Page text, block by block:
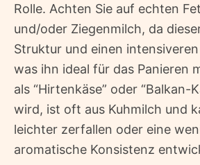
Rolle. Achten Sie auf echten
und/oder Ziegenmilch, da
Struktur und einen
was ihn ideal für das Panieren
als “Hirtenkäse” oder “Balkan-
wird, ist oft aus Kuhmilch und
leichter zerfallen oder eine
aromatische Konsistenz